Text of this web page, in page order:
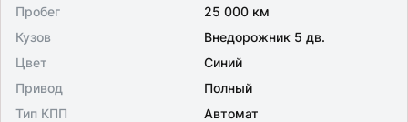
Пробег
25 000 км
Кузов
Внедорожник 5 дв.
Цвет
Синий
Привод
Полный
Тип КПП
Автомат